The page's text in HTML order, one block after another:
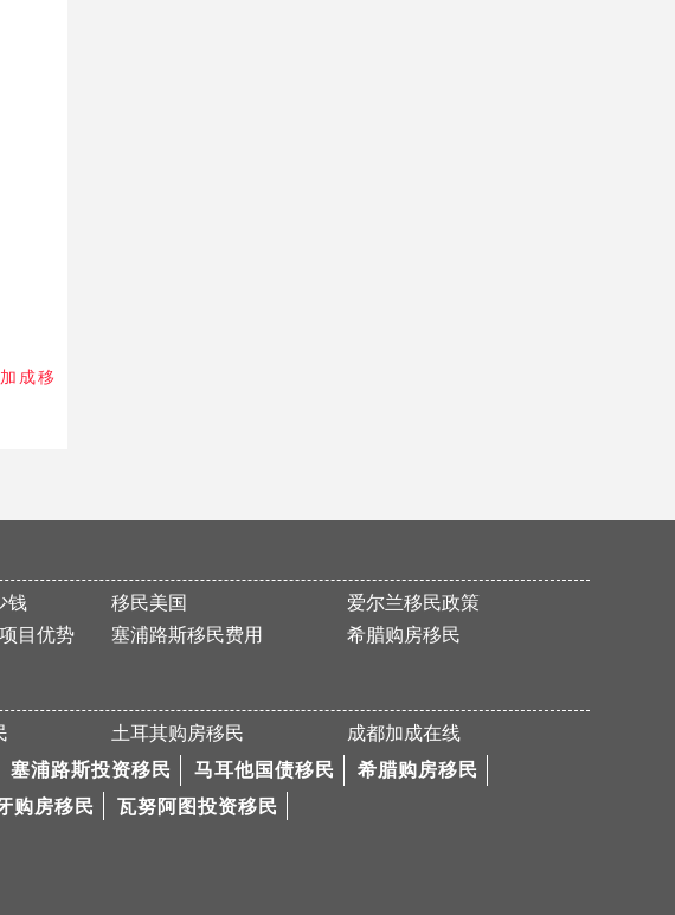
成移
成都加成力助客户L先生移民美国
恭喜Z女士美国EB-3项目I-140申请获批！
恭喜J女士获葡萄牙黄金居留卡
【希腊购房】恭喜C先生成功买房移民希腊！
钱 移民美国
爱尔兰移民政策
目优势 塞浦路斯移民费用 希腊购房移民
土耳其购房移民
成都加成在线
塞浦路斯投资移民 马耳他国债移民
希腊购房移民
购房移民 瓦努阿图投资移民